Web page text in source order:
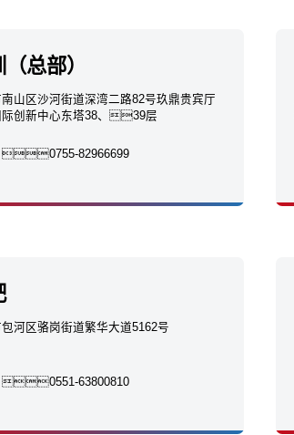
总部）
山区沙河街道深湾二路82号玖鼎贵宾厅
际创新中心东塔38、39层
0755-82966699
河区骆岗街道繁华大道5162号
0551-63800810